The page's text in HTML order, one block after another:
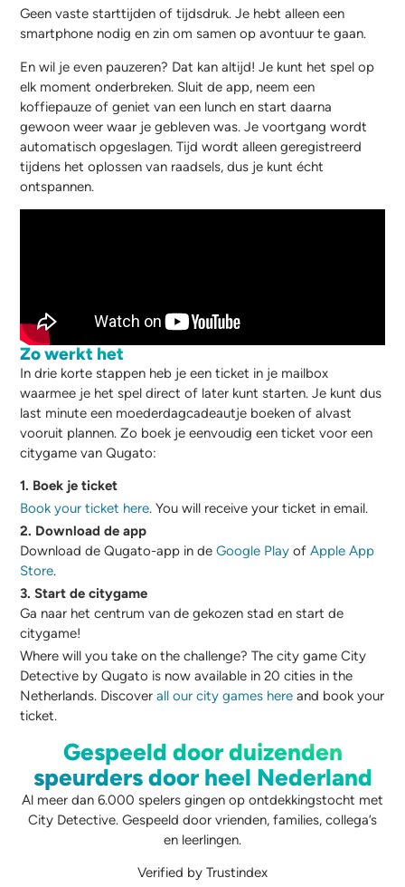
Geen vaste starttijden of tijdsdruk. Je hebt alleen een
smartphone nodig en zin om samen op avontuur te gaan.
En wil je even pauzeren? Dat kan altijd! Je kunt het spel op
elk moment onderbreken. Sluit de app, neem een
koffiepauze of geniet van een lunch en start daarna
gewoon weer waar je gebleven was. Je voortgang wordt
automatisch opgeslagen. Tijd wordt alleen geregistreerd
tijdens het oplossen van raadsels, dus je kunt écht
ontspannen.
Zo werkt het
In drie korte stappen heb je een ticket in je mailbox
waarmee je het spel direct of later kunt starten. Je kunt dus
last minute een moederdagcadeautje boeken of alvast
vooruit plannen. Zo boek je eenvoudig een ticket voor een
citygame van Qugato:
1. Boek je ticket
Book your ticket here. You will receive your ticket in email.
2. Download de app
Download de Qugato-app in deGoogle Play ofApple App
Store.
3. Start de citygame
Ga naar het centrum van de gekozen stad en start de
citygame!
Where will you take on the challenge? The city game City
Detective by Qugato is now available in 20 cities in the
Netherlands. Discoverall our city games here and book your
ticket.
Gespeeld door duizenden
speurders door heel Nederland
Al meer dan 6.000 spelers gingen op ontdekkingstocht met
City Detective. Gespeeld door vrienden, families, collega’s
en leerlingen.
Verified by Trustindex